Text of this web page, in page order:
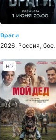
Враги
2026 Россия боевик
HD